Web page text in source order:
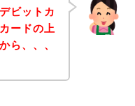
ビットカ
ードの上
ら、、、